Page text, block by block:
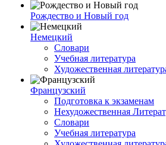
Рождество и Новый год
Немецкий
Словари
Учебная литература
Художественная
Французский
Подготовка к экзаменам
Нехудожественная
Словари
Учебная литература